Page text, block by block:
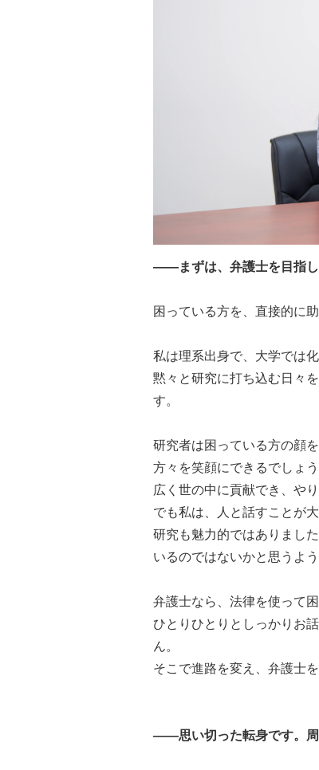
――まずは、弁護士を目指し
困っている方を、直接的に
私は理系出身で、大学では
黙々と研究に打ち込む日々
す。
研究者は困っている方の顔
方々を笑顔にできるでしょう
広く世の中に貢献でき、や
でも私は、人と話すことが
研究も魅力的ではありまし
いるのではないかと思うよう
弁護士なら、法律を使って
ひとりひとりとしっかりお
ん。
そこで進路を変え、弁護士
――思い切った転身です。周